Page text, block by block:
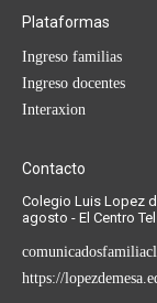
Plataformas
Ingreso familias
Ingreso docentes
Interaxion
Contacto
Colegio Luis Lopez
agosto - El Centro
https://